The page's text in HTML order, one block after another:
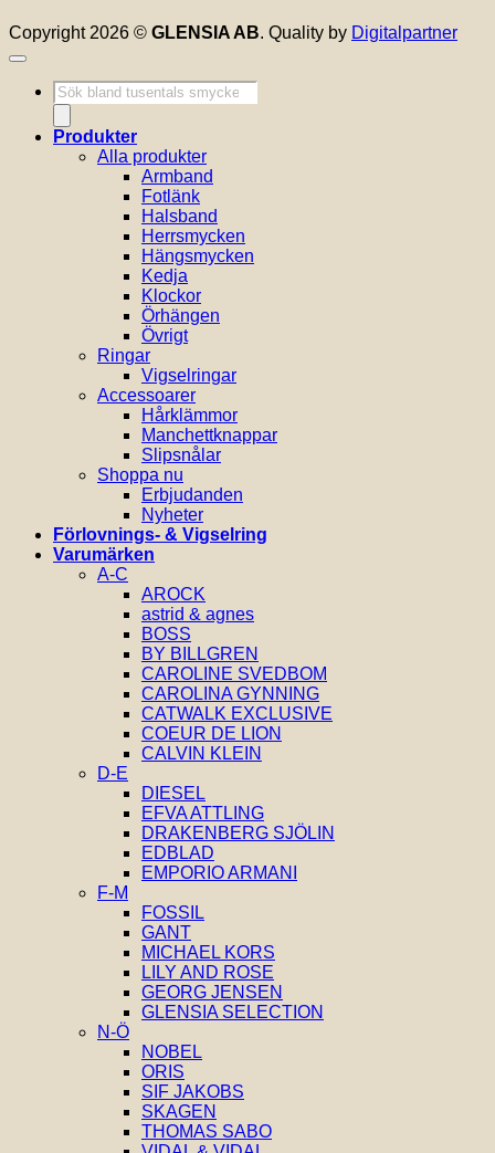
Copyright 2026 © GLENSIA AB. Quality by Digitalpartner
Produktsökning
Produkter
Alla produkter
Armband
Fotlänk
Halsband
Herrsmycken
Hängsmycken
Kedja
Klockor
Örhängen
Övrigt
Ringar
Vigselringar
Accessoarer
Hårklämmor
Manchettknappar
Slipsnålar
Shoppa nu
Erbjudanden
Nyheter
Förlovnings- & Vigselring
Varumärken
A-C
AROCK
astrid & agnes
BOSS
BY BILLGREN
CAROLINE SVEDBOM
CAROLINA GYNNING
CATWALK EXCLUSIVE
COEUR DE LION
CALVIN KLEIN
D-E
DIESEL
EFVA ATTLING
DRAKENBERG SJÖLIN
EDBLAD
EMPORIO ARMANI
F-M
FOSSIL
GANT
MICHAEL KORS
LILY AND ROSE
GEORG JENSEN
GLENSIA SELECTION
N-Ö
NOBEL
ORIS
SIF JAKOBS
SKAGEN
THOMAS SABO